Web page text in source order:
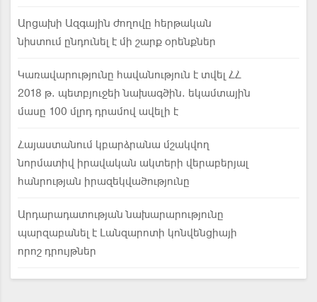
Արցախի Ազգային ժողովը հերթական
նիստում ընդունել է մի շարք օրենքներ
Կառավարությունը հավանություն է տվել ՀՀ
2018 թ. պետբյուջեի նախագծին. եկամտային
մասը 100 մլրդ դրամով ավելի է
Հայաստանում կբարձրանա մշակվող
նորմատիվ իրավական ակտերի վերաբերյալ
հանրության իրազեկվածությունը
Արդարադատության նախարարությունը
պարզաբանել է Լանզարոտի կոնվենցիայի
որոշ դրույթներ